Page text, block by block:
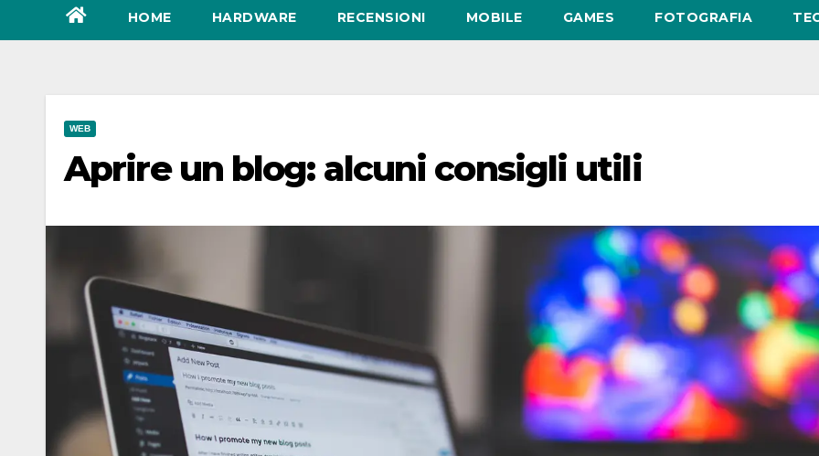
HOME HARDWARE RECENSIONI MOBILE GAMES FOTOGRAFIA
WEB
Aprire un blog: alcuni consigli utili